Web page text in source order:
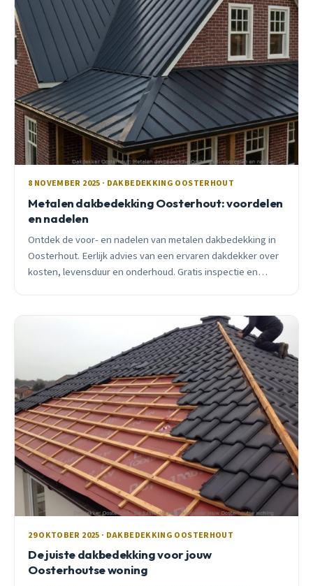
8 NOVEMBER 2025 · DAKBEDEKKING OOSTERHOUT
Metalen dakbedekking Oosterhout: voordelen
en nadelen
Ontdek de voor- en nadelen van metalen dakbedekking in
Oosterhout. Eerlijk advies van een ervaren dakdekker over
kosten, levensduur en onderhoud. Gratis inspectie en
29 OKTOBER 2025 · DAKBEDEKKING OOSTERHOUT
De juiste dakbedekking voor jouw
Oosterhoutse woning